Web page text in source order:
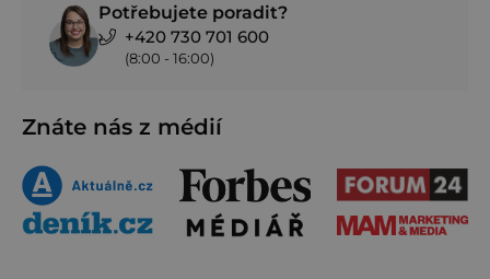
Potřebujete poradit?
+420 730 701 600
(8:00 - 16:00)
Znáte nás z médií